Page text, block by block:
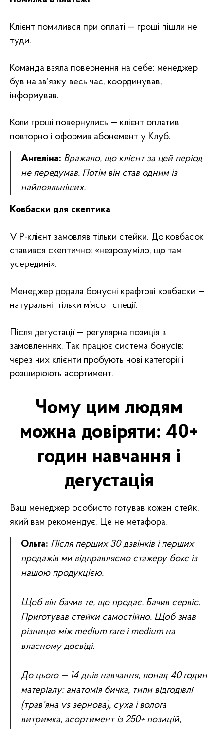
Клієнт помилився при оплаті — гроші пішли не
туди.
Команда взяла повернення на себе: менеджер
був на зв’язку весь час, координував,
інформував.
Коли гроші повернулись — клієнт оплатив
повторно і оформив абонемент у Клуб.
Ангеліна: Вражало, що клієнт за цей період
не передумав. Потім він став одним із
найлояльніших.
Ковбаски для скептика
VIP-клієнт замовляв тільки стейки. До ковбасок
ставився скептично: «незрозуміло, що там
усередині».
Менеджер додала бонусні крафтові ковбаски —
натуральні, тільки м’ясо і спеції.
Після дегустації — регулярна позиція в
замовленнях. Так працює система бонусів:
через них клієнти пробують нові категорії і
розширюють асортимент.
Чому цим людям
можна довіряти: 40+
годин навчання і
дегустація
Ваш менеджер особисто готував кожен стейк,
який вам рекомендує. Це не метафора.
Ольга: Після перших 30 дзвінків і перших
продажів ми відправляємо стажеру бокс із
нашою продукцією.
Щоб він бачив те, що продає. Бачив сервіс.
Приготував стейки самостійно. Щоб знав
різницю між medium rare і medium на
власному досвіді.
До цього — 14 днів навчання, понад 40 годин
матеріалу: анатомія бичка, типи відгодівлі
(трав’яна vs зернова), суха і волога
витримка, асортимент із 250+ позицій,